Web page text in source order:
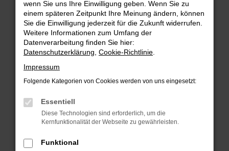
Beim Laden ist ein Fehler aufgetreten.
Hier sind ein paar Tipps, die dir helfen können:
Überprüfe deine Firewall und deine
Internetverbindung.
deine Suchmaschine?
Manche Erweiterungen, wie Werbeblocker,
können das Laden bestimmter Seiten
verhindern. Funktioniert die Seite in einem
anderen Browser oder in einem privaten
wenn Sie uns Ihre Einwilligung geben. Wenn Sie zu
einem späteren Zeitpunkt Ihre Meinung ändern, können
Sie die Einwilligung jederzeit für die Zukunft widerrufen.
Weitere Informationen zum Umfang der
Datenverarbeitung finden Sie hier:
Datenschutzerklärung Cookie-Richtlinie
Impressum
Folgende Kategorien von Cookies werden von uns eingesetzt:
Essentiell
Diese Technologien sind erforderlich, um die
Kernfunktionalität der Webseite zu gewährleisten.
Funktional